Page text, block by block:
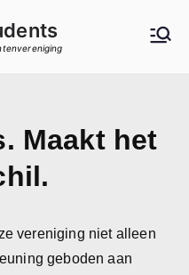
Maakt het
vereniging niet alleen
geboden aan